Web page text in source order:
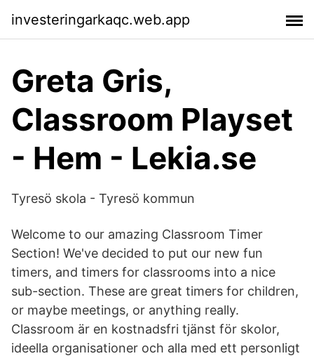
investeringarkaqc.web.app
Greta Gris,
Classroom Playset
- Hem - Lekia.se
Tyresö skola - Tyresö kommun
Welcome to our amazing Classroom Timer
Section! We've decided to put our new fun
timers, and timers for classrooms into a nice
sub-section. These are great timers for children,
or maybe meetings, or anything really.
Classroom är en kostnadsfri tjänst för skolor,
ideella organisationer och alla med ett personligt